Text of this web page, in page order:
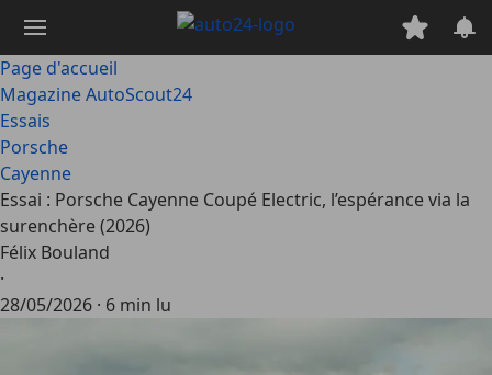
contenu
principal
Page d'accueil
Magazine AutoScout24
Essais
Porsche
Cayenne
Essai : Porsche Cayenne Coupé Electric, l’espérance via la
surenchère (2026)
Félix Bouland
·
28/05/2026 · 6 min lu